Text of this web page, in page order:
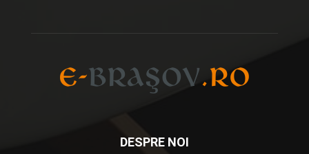
DESPRE NOI